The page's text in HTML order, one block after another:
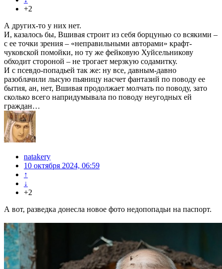
+2
А других-то у них нет.
И, казалось бы, Вшивая строит из себя борцунью со всякими –
с ее точки зрения – «неправильными авторами» крафт-
чуковской помойки, но ту же фейковую Хуйсельникову
обходит стороной – не трогает мерзкую содамитку.
И с псевдо-попадьей так же: ну все, давным-давно
разоблачили лысую пьяницу насчет фантазий по поводу ее
бытия, ан, нет, Вшивая продолжает молчать по поводу, зато
сколько всего напридумывала по поводу неугодных ей
граждан…
natakery
10 октября 2024, 06:59
↑
↓
+2
А вот, разведка донесла новое фото недопопадьи на паспорт.